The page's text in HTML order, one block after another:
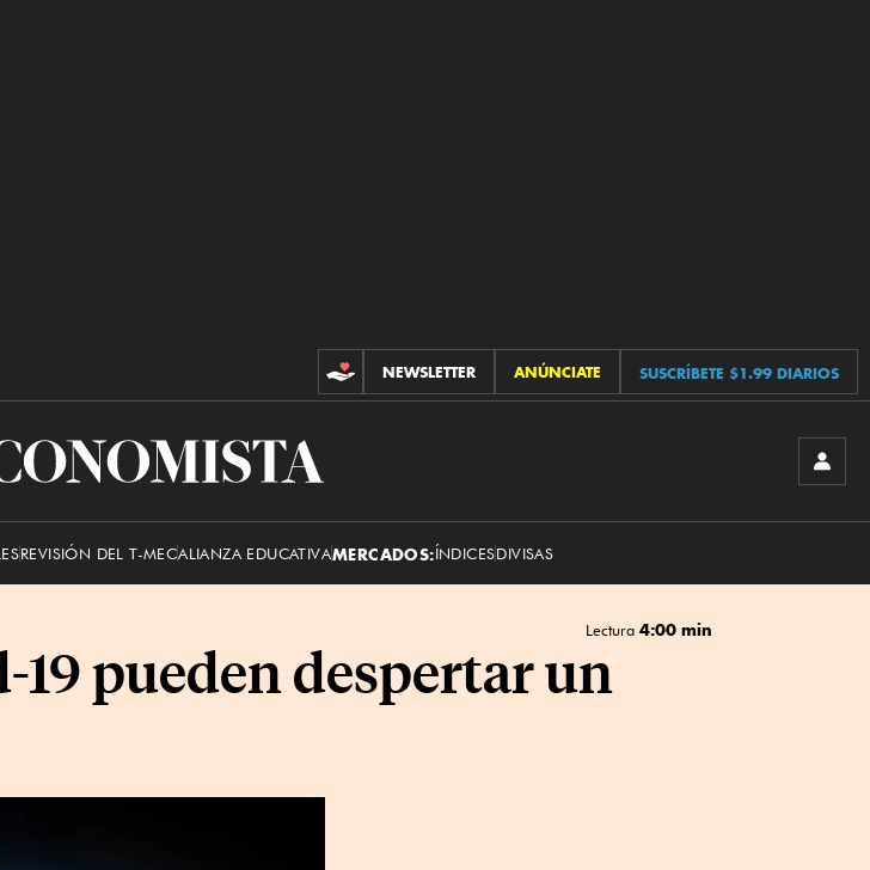
CONTRIBUCIONES
NEWSLETTER ANÚNCIATE SUSCRÍBETE $1.99 DIARIOS
El
REVISIÓN DEL T-MECALIANZA EDUCATIVAMERCADOS:ÍNDICESDIVISAS
Lectura 4:00 min
19 pueden despertar un